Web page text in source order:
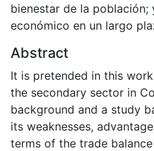
bienestar de la población;
económico en un largo
Abstract
It is pretended in this
the secondary sector in
background and a study
its weaknesses,
terms of the trade